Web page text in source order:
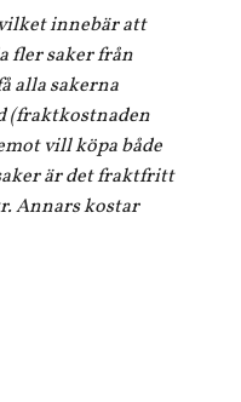
innebär att
fler saker från
alla sakerna
(fraktkostnaden
vill köpa både
är det fraktfritt
Annars kostar